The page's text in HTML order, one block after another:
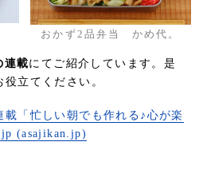
おかず2品弁当 かめ代。
連載にてご紹介しています。是
立てください。
「忙しい朝でも作れる♪心が楽
(asajikan.jp)